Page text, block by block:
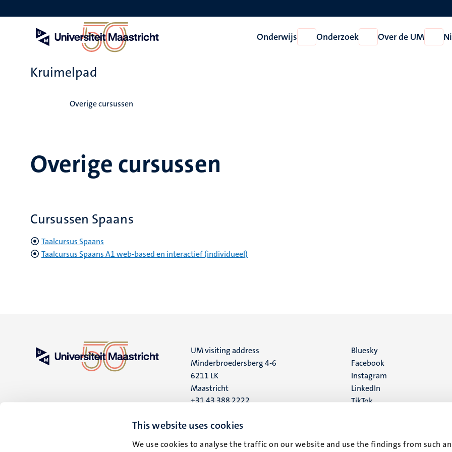
This website uses cookies
We use cookies to analyse the traffic on our website and use the findings from such
en
Onderwijs
Open
Onderwijs
Onderzoek
Open
Onderzoek
Over de UM
Open
Over
Kruimelpad
Overige cursussen
Overige cursussen
Cursussen Spaans
Taalcursus Spaans
Taalcursus Spaans A1 web-based en interactief (individueel)
UM visiting address
Minderbroedersberg 4-6
6211 LK
Maastricht
+31 43 388 2222
UM postal address
6200 MD
Social
media
Bluesky
Facebook
Instagram
LinkedIn
TikTok